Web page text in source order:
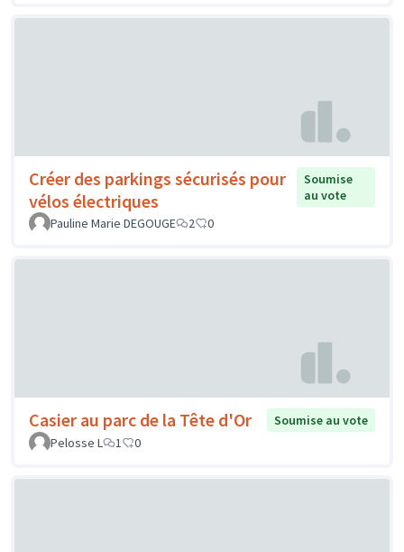
Créer des parkings sécurisés pour
vélos électriques
Soumise
au vote
Pauline Marie DEGOUGE
2 0
Casier au parc de la Tête d'Or
Soumise au vote
Pelosse L
1 0